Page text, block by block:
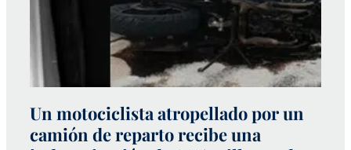
Un motociclista atropellado por un
camión de reparto recibe una